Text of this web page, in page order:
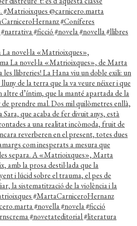
novel·la «Matrioixques»,